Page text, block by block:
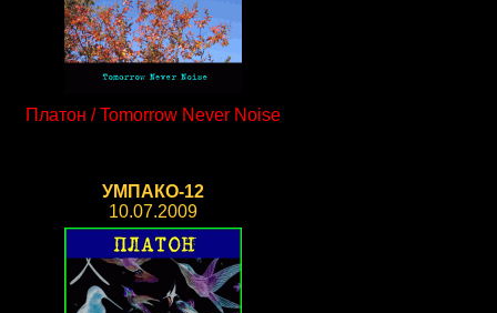
Платон / Tomorrow Never Noise
УМПАКО-12
10.07.2009